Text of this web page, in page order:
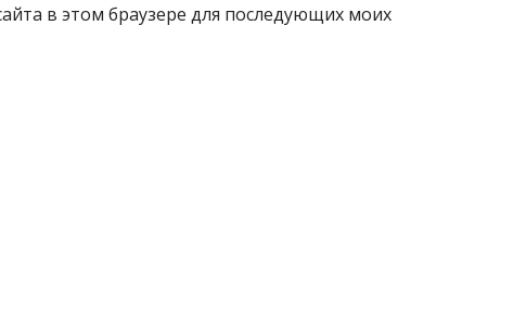
в этом браузере для последующих моих